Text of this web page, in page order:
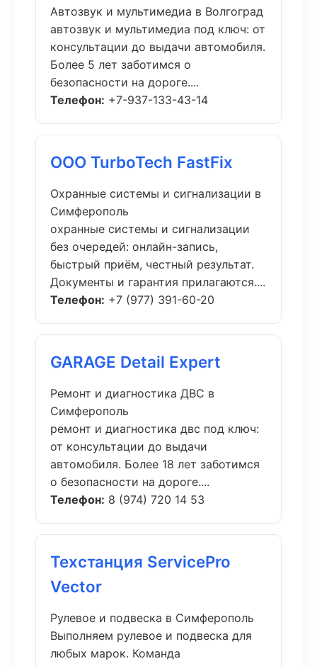
Автозвук и мультимедиа в Волгоград
автозвук и мультимедиа под ключ: от
консультации до выдачи автомобиля.
Более 5 лет заботимся о
безопасности на дороге....
Телефон: +7-937-133-43-14
ООО TurboTech FastFix
Охранные системы и сигнализации в
Симферополь
охранные системы и сигнализации
без очередей: онлайн-запись,
быстрый приём, честный результат.
Документы и гарантия прилагаются....
Телефон: +7 (977) 391-60-20
GARAGE Detail Expert
Ремонт и диагностика ДВС в
Симферополь
ремонт и диагностика двс под ключ:
от консультации до выдачи
автомобиля. Более 18 лет заботимся
о безопасности на дороге....
Телефон: 8 (974) 720 14 53
Техстанция ServicePro
Vector
Рулевое и подвеска в Симферополь
Выполняем рулевое и подвеска для
любых марок. Команда